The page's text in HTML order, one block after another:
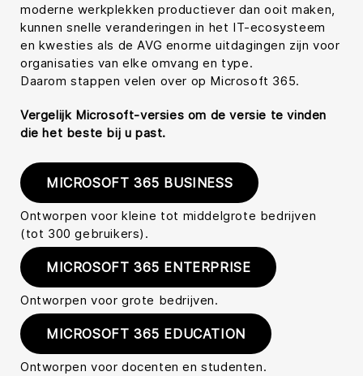
moderne werkplekken productiever dan ooit maken,
kunnen snelle veranderingen in het IT-ecosysteem
en kwesties als de AVG enorme uitdagingen zijn voor
organisaties van elke omvang en type.
Daarom stappen velen over op Microsoft 365.
Vergelijk Microsoft-versies om de versie te vinden
die het beste bij u past.
MICROSOFT 365 BUSINESS
Ontworpen voor kleine tot middelgrote bedrijven
(tot 300 gebruikers).
MICROSOFT 365 ENTERPRISE
Ontworpen voor grote bedrijven.
MICROSOFT 365 EDUCATION
Ontworpen voor docenten en studenten.